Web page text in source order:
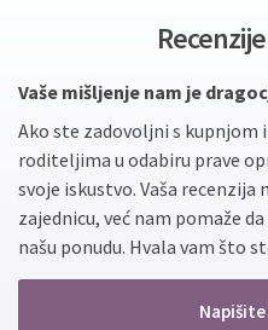
Vaše mišljenje nam je
Ako ste zadovoljni s kupnjom
roditeljima u odabiru prave
svoje iskustvo. Vaša recenzija
zajednicu, već nam pomaže
našu ponudu. Hvala vam što